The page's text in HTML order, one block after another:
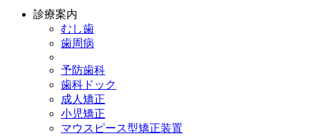
診療案内
むし歯
歯周病
予防歯科
歯科ドック
成人矯正
小児矯正
マウスピース型矯正装置